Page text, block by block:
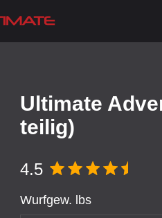
Ultimate
teilig)
4.5
Wurfgew. lbs